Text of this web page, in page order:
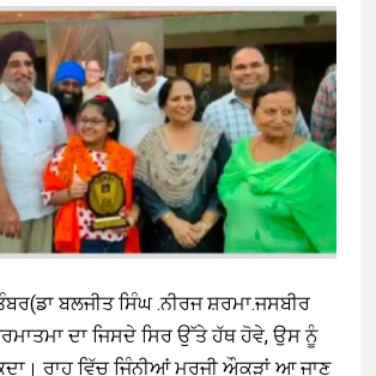
ਬਲਜੀਤ ਸਿੰਘ .ਨੀਰਜ ਸ਼ਰਮਾ.ਜਸਬੀਰ
ਦਾ ਜਿਸਦੇ ਸਿਰ ਉੱਤੇ ਹੱਥ ਹੋਵੇ, ਉਸ ਨੂੰ
ਰਾਹ ਵਿੱਚ ਜਿੰਨੀਆਂ ਮਰਜੀ ਔਕੜਾਂ ਆ ਜਾਣ